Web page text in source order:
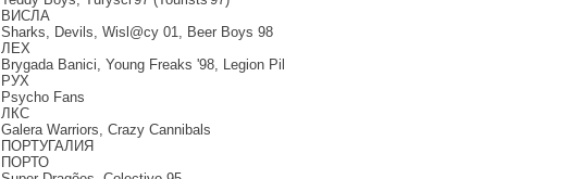
ВИСЛА
Sharks, Devils, Wisl@cy 01, Beer Boys 98
ЛЕХ
Brygada Banici, Young Freaks '98, Legion Pil
РУХ
Psycho Fans
ЛКС
Galera Warriors, Crazy Cannibals
ПОРТУГАЛИЯ
ПОРТО